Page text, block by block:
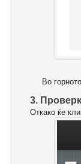
Во
3.
Откако ќе